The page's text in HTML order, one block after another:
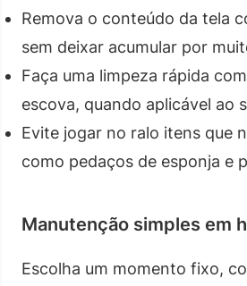
Remova o conteúdo da tela
sem deixar acumular por
Faça uma limpeza rápida
escova, quando aplicável ao
Evite jogar no ralo itens que
como pedaços de esponja e
Manutenção simples em
Escolha um momento fixo,